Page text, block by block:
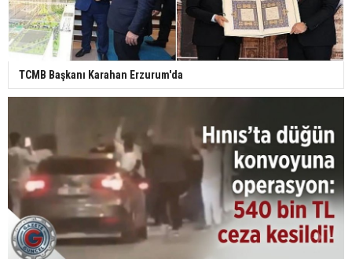
TCMB Başkanı Karahan Erzurum'da